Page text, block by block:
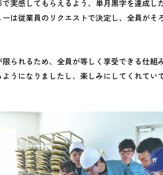
実感してもらえるよう、単月黒字を達成し
は従業員のリクエストで決定し、全員がそ
られるため、全員が等しく享受できる仕組
うになりましたし、楽しみにしてくれてい